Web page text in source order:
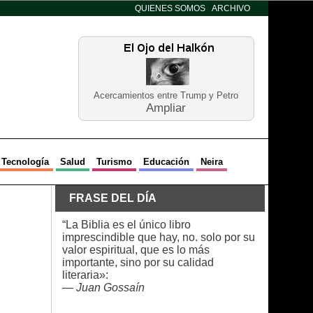
QUIENES SOMOS ARCHIVO
Acercamientos entre Trump y Petro
Ampliar
Tecnología Salud Turismo Educación Neira
FRASE DEL DÍA
“La Biblia es el único libro
imprescindible que hay, no. solo por su
valor espiritual, que es lo más
importante, sino por su calidad
literaria»:
— Juan Gossaín